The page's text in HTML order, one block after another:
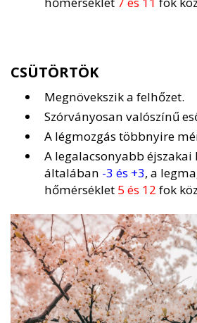
CSÜTÖRTÖK
Megnövekszik a felhőzet.
Szórványosan valószínű
A légmozgás többnyire
A legalacsonyabb
általában -3 és +3, a
hőmérséklet 5 és 12 fok